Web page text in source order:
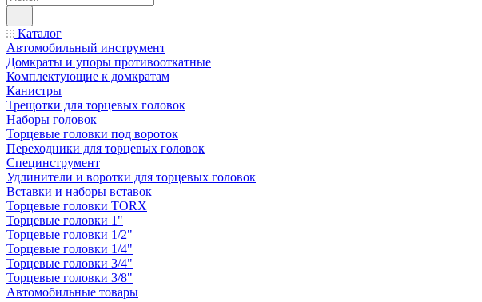
Каталог
Автомобильный инструмент
Домкраты и упоры противооткатные
Комплектующие к домкратам
Канистры
Трещотки для торцевых головок
Наборы головок
Торцевые головки под вороток
Переходники для торцевых головок
Специнструмент
Удлинители и воротки для торцевых головок
Вставки и наборы вставок
Торцевые головки TORX
Торцевые головки 1"
Торцевые головки 1/2"
Торцевые головки 1/4"
Торцевые головки 3/4"
Торцевые головки 3/8"
Автомобильные товары